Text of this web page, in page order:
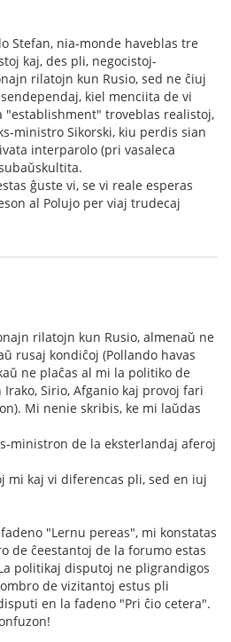
Stefan, nia-monde haveblas tre
kaj, des pli, negocistoj-
rilatojn kun Rusio, sed ne ĉiuj
kiel menciita de vi
"establishment" troveblas realistoj,
ministro Sikorski, kiu perdis sian
interparolo (pri vasaleca
ĝuste vi, se vi reale esperas
al Polujo per viaj trudecaj
rilatojn kun Rusio, almenaŭ ne
rusaj kondiĉoj (Pollando havas
ne plaĉas al mi la politiko de
Sirio, Afganio kaj provoj fari
Mi nenie skribis, ke mi laŭdas
ministron de la eksterlandaj aferoj
mi kaj vi diferencas pli, sed en iuj
"Lernu pereas", mi konstatas
de ĉeestantoj de la forumo estas
politikaj disputoj ne pligrandigos
de vizitantoj estus pli
en la fadeno "Pri ĉio cetera".